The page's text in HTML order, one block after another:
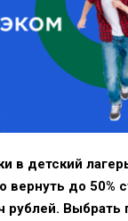
в детский
вернуть до 50%
рублей. Выбрать